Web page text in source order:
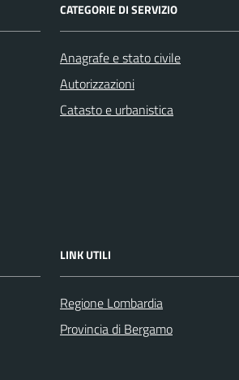
CATEGORIE DI SERVIZIO
Anagrafe e stato civile
Autorizzazioni
Catasto e urbanistica
LINK UTILI
Regione Lombardia
Provincia di Bergamo